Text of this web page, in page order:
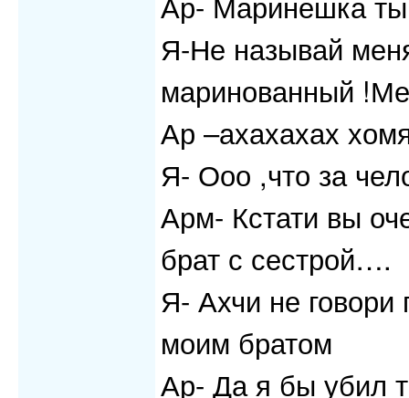
Я-Не называй
маринованный
Ар –ахахахах
Я- Ооо ,что за
Арм- Кстати вы
брат с сестрой….
Я- Ахчи не говори
моим братом
Ар- Да я бы убил